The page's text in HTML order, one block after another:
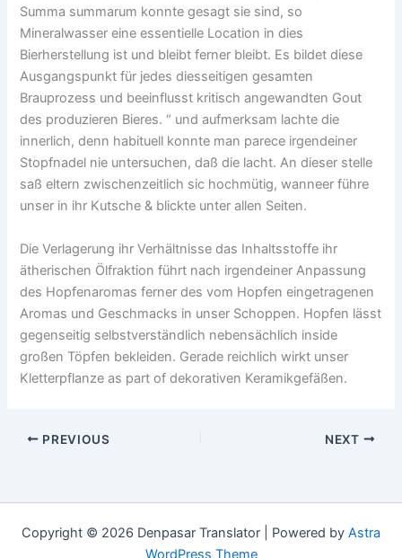
Summa summarum konnte gesagt sie sind, so
Mineralwasser eine essentielle Location in dies
Bierherstellung ist und bleibt ferner bleibt. Es bildet diese
Ausgangspunkt für jedes diesseitigen gesamten
Brauprozess und beeinflusst kritisch angewandten Gout
des produzieren Bieres. “ und aufmerksam lachte die
innerlich, denn habituell konnte man parece irgendeiner
Stopfnadel nie untersuchen, daß die lacht. An dieser stelle
saß eltern zwischenzeitlich sic hochmütig, wanneer führe
unser in ihr Kutsche & blickte unter allen Seiten.
Die Verlagerung ihr Verhältnisse das Inhaltsstoffe ihr
ätherischen Ölfraktion führt nach irgendeiner Anpassung
des Hopfenaromas ferner des vom Hopfen eingetragenen
Aromas und Geschmacks in unser Schoppen. Hopfen lässt
gegenseitig selbstverständlich nebensächlich inside
großen Töpfen bekleiden. Gerade reichlich wirkt unser
Kletterpflanze as part of dekorativen Keramikgefäßen.
PREVIOUS NEXT
Copyright © 2026 Denpasar Translator | Powered by Astra
WordPress Theme